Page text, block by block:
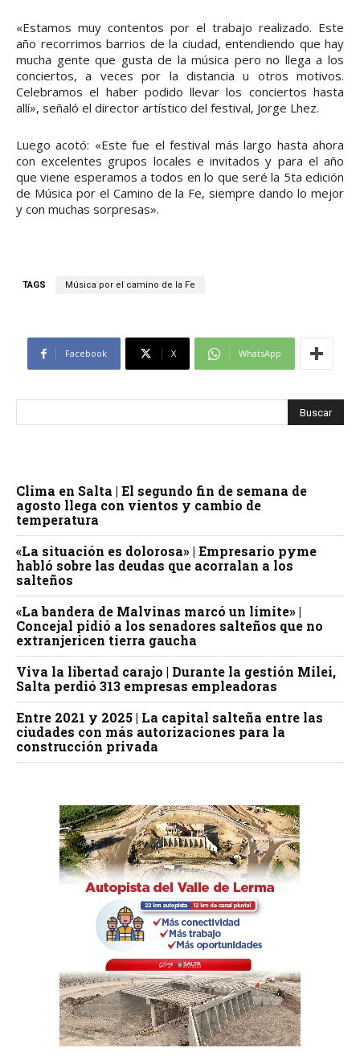
«Estamos muy contentos por el trabajo realizado. Este
año recorrimos barrios de la ciudad, entendiendo que hay
mucha gente que gusta de la música pero no llega a los
conciertos, a veces por la distancia u otros motivos.
Celebramos el haber podido llevar los conciertos hasta
allí», señaló el director artístico del festival, Jorge Lhez.
Luego acotó: «Este fue el festival más largo hasta ahora
con excelentes grupos locales e invitados y para el año
que viene esperamos a todos en lo que seré la 5ta edición
de Música por el Camino de la Fe, siempre dando lo mejor
y con muchas sorpresas».
TAGS Música por el camino de la Fe
Facebook X WhatsApp
Clima en Salta | El segundo fin de semana de
agosto llega con vientos y cambio de
temperatura
«La situación es dolorosa» | Empresario pyme
habló sobre las deudas que acorralan a los
salteños
«La bandera de Malvinas marcó un límite» |
Concejal pidió a los senadores salteños que no
extranjericen tierra gaucha
Viva la libertad carajo | Durante la gestión Milei,
Salta perdió 313 empresas empleadoras
Entre 2021 y 2025 | La capital salteña entre las
ciudades con más autorizaciones para la
construcción privada